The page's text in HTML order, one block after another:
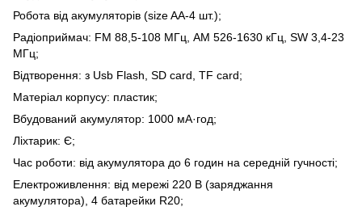
Робота від акумуляторів (size AA-4 шт.);
Радіоприймач: FM 88,5-108 МГц, AM 526-1630 кГц, SW 3,4-23
МГц;
Відтворення: з Usb Flash, SD card, TF card;
Матеріал корпусу: пластик;
Вбудований акумулятор: 1000 мА·год;
Ліхтарик: Є;
Час роботи: від акумулятора до 6 годин на середній гучності;
Електроживлення: від мережі 220 В (заряджання
акумулятора), 4 батарейки R20;